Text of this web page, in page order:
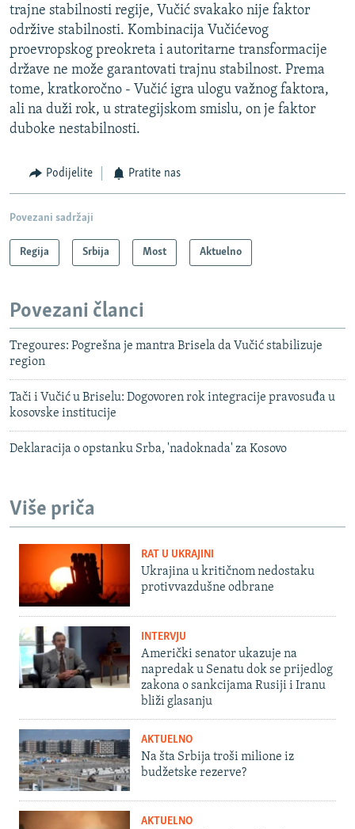
trajne stabilnosti regije, Vučić svakako nije faktor
održive stabilnosti. Kombinacija Vučićevog
proevropskog preokreta i autoritarne transformacije
države ne može garantovati trajnu stabilnost. Prema
tome, kratkoročno - Vučić igra ulogu važnog faktora,
ali na duži rok, u strategijskom smislu, on je faktor
duboke nestabilnosti.
Podijelite Pratite nas
Povezani sadržaji
Regija Srbija Most Aktuelno
Povezani članci
Tregoures: Pogrešna je mantra Brisela da Vučić stabilizuje
region
Tači i Vučić u Briselu: Dogovoren rok integracije pravosuđa u
kosovske institucije
Deklaracija o opstanku Srba, 'nadoknada' za Kosovo
Više priča
RAT U UKRAJINI
Ukrajina u kritičnom nedostaku
protivvazdušne odbrane
INTERVJU
Američki senator ukazuje na
napredak u Senatu dok se prijedlog
zakona o sankcijama Rusiji i Iranu
bliži glasanju
AKTUELNO
Na šta Srbija troši milione iz
budžetske rezerve?
AKTUELNO